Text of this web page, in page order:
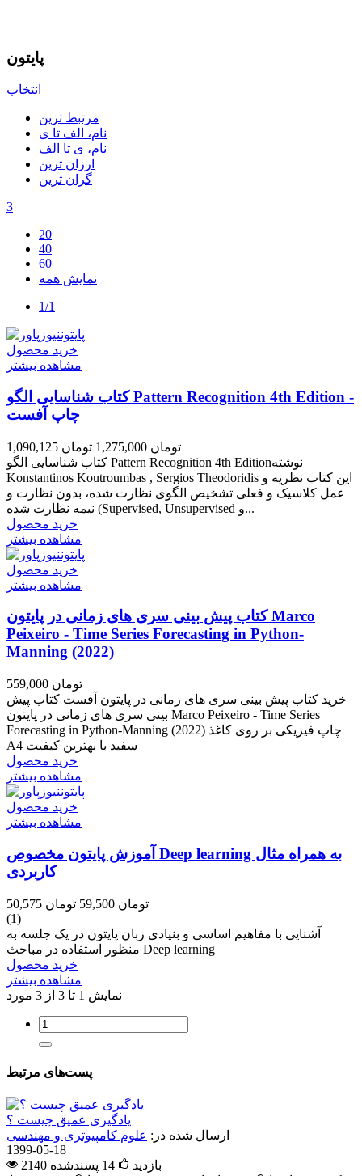
پایتون
انتخاب
مرتبط ترین
نام، الف تا ی
نام، ی تا الف
ارزان ترین
گران ترین
3
20
40
60
نمایش همه
1/1
خرید محصول
مشاهده بیشتر
کتاب شناسایی الگو Pattern Recognition 4th Edition -
چاپ آفست
1,090,125 تومان 1,275,000 تومان
کتاب شناسایی الگو Pattern Recognition 4th Editionنوشته
Konstantinos Koutroumbas , Sergios Theodoridis این کتاب نظریه و
عمل کلاسیک و فعلی تشخیص الگوی نظارت شده، بدون نظارت و
نیمه نظارت شده (Supervised, Unsupervised و...
خرید محصول
مشاهده بیشتر
خرید محصول
مشاهده بیشتر
کتاب پیش بینی سری های زمانی در پایتون Marco
Peixeiro - Time Series Forecasting in Python-
Manning (2022)
559,000 تومان
خرید کتاب پیش بینی سری های زمانی در پایتون آفست کتاب پیش
بینی سری های زمانی در پایتون Marco Peixeiro - Time Series
Forecasting in Python-Manning (2022) چاپ فیزیکی بر روی کاغذ
خرید محصول
مشاهده بیشتر
خرید محصول
مشاهده بیشتر
آموزش پایتون مخصوص Deep learning به همراه مثال
کاربردی
50,575 تومان 59,500 تومان
(1)
آشنایی با مفاهیم اساسی و بنیادی زبان پایتون در یک جلسه به
منظور استفاده در مباحث Deep learning
خرید محصول
مشاهده بیشتر
نمایش 1 تا 3 از 3 مورد
پست‌های مرتبط
یادگیری عمیق چیست ؟
ارسال شده در: علوم کامپیوتری و مهندسی
1399-05-18
2140 بازدید
14 پسندشده